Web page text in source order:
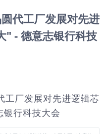
代工厂发展对先进
" - 德意志银行科技
工厂发展对先进逻辑芯
行科技大会